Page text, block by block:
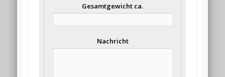
Gesamtgewicht ca.
Nachricht